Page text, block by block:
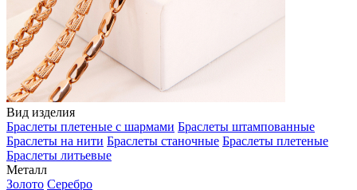
Вид изделия
Браслеты плетеные с шармами Браслеты штампованные
Браслеты на нити Браслеты станочные Браслеты плетеные
Браслеты литьевые
Металл
Золото Серебро